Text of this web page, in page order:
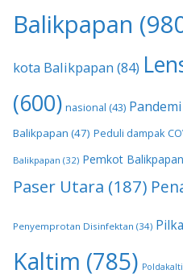
Balikpapan
kota Balikpapan (84)
(600) nasional (43)
Balikpapan (47) Peduli dampak
Balikpapan (32) Pemkot Balikpapan
Paser Utara (187)
Penyemprotan Disinfektan (34)
Kaltim (785)